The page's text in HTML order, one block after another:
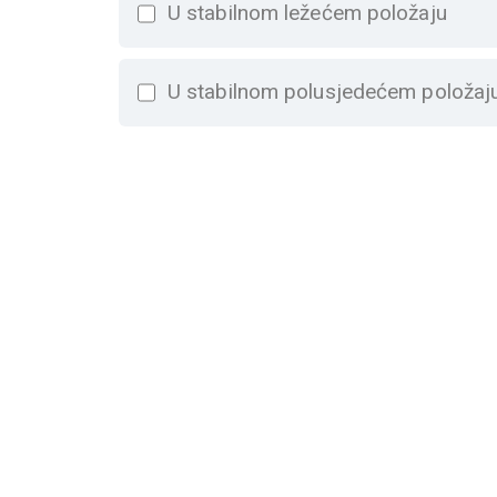
U stabilnom ležećem položaju
U stabilnom polusjedećem